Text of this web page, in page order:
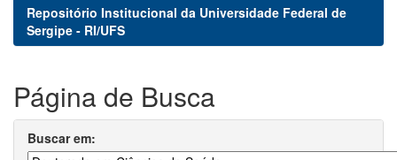
Repositório Institucional da Universidade Federal de
Sergipe - RI/UFS
Página de Busca
Buscar em: